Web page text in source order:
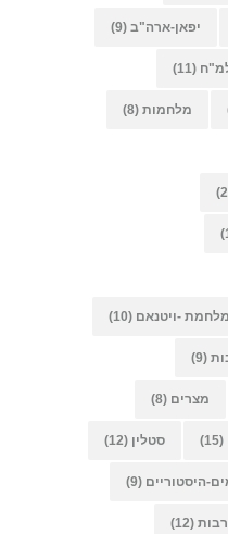
יפאן-ארה"ב (9)
(11)
מלחמות (8)
מלחמת -ויטנאם (10)
(9)
מצרים (8)
(15) סטלין (12)
היסטוריים (9)
(12)